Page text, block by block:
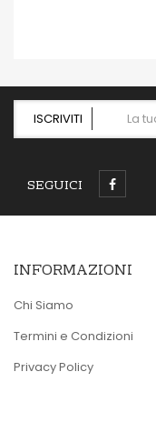
ISCRIVITI
SEGUICI
INFORMAZIONI
Chi Siamo
Termini e Condizioni
Privacy Policy